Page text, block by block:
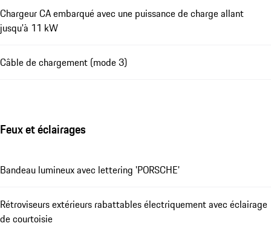
Chargeur CA embarqué avec une puissance de charge allant
jusqu'à 11 kW
Câble de chargement (mode 3)
Feux et éclairages
Bandeau lumineux avec lettering 'PORSCHE'
Rétroviseurs extérieurs rabattables électriquement avec éclairage
de courtoisie